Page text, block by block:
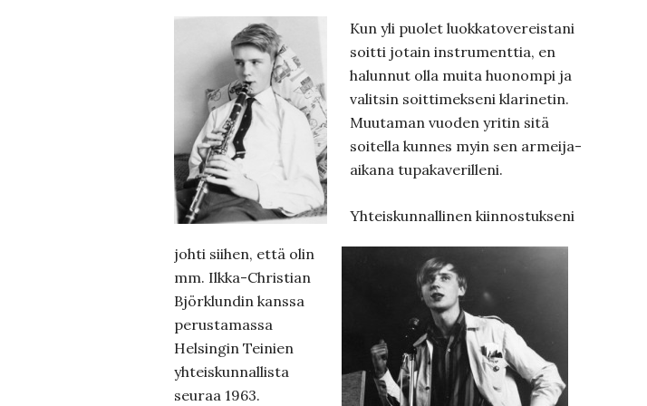
Kun yli puolet luokkatovereistani
soitti jotain instrumenttia, en
halunnut olla muita huonompi ja
valitsin soittimekseni klarinetin.
Muutaman vuoden yritin sitä
soitella kunnes myin sen armeija-
aikana tupakaverilleni.
Yhteiskunnallinen kiinnostukseni
johti siihen, että olin
mm. Ilkka-Christian
Björklundin kanssa
perustamassa
Helsingin Teinien
yhteiskunnallista
seuraa 1963.